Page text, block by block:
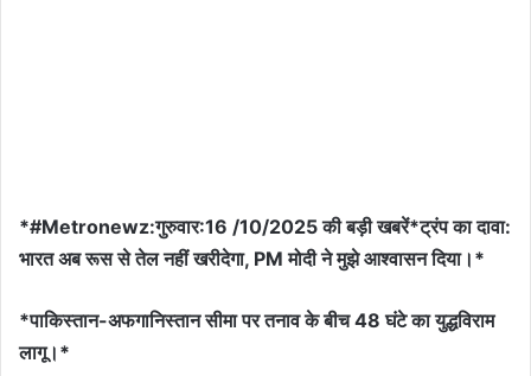
*#Metronewz:गुरुवार:16 /10/2025 की बड़ी खबरें*ट्रंप का दावा:
भारत अब रूस से तेल नहीं खरीदेगा, PM मोदी ने मुझे आश्वासन दिया।*
*पाकिस्तान-अफगानिस्तान सीमा पर तनाव के बीच 48 घंटे का युद्धविराम
लागू।*